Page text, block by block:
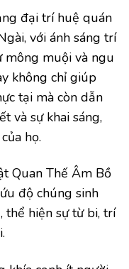
đại trí huệ quán
với ánh sáng trí
mông muội và ngu
không chỉ giúp
tại mà còn dẫn
và sự khai sáng,
họ.
Quan Thế Âm Bồ
độ chúng sinh
thể hiện sự từ bi, trí